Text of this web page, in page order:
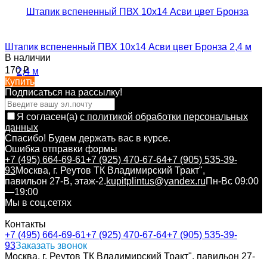
Штапик вспененный ПВХ 10х14 Асви цвет Бронза 2,4 м
В наличии
170₽
Купить
Подписаться на рассылкy!
Я согласен(a) с политикой обработки персональных
данных
Спасибо! Будем держать вас в курсе.
Ошибка отправки формы
+7 (495) 664-69-61+7 (925) 470-67-64+7 (905) 535-39-
93Москва, г. Реутов ТК Владимирский Тракт",
павильон 27-В, этаж-2.kupitplintus@yandex.ruПн-Вс 09:00
—19:00
Мы в соц.сетях
Контакты
+7 (495) 664-69-61+7 (925) 470-67-64+7 (905) 535-39-
93Заказать звонок
Москва, г. Реутов ТК Владимирский Тракт", павильон 27-